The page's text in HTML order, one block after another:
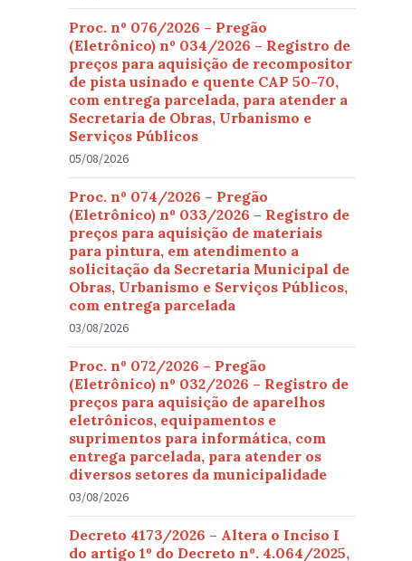
Proc. nº 076/2026 – Pregão
(Eletrônico) nº 034/2026 – Registro de
preços para aquisição de recompositor
de pista usinado e quente CAP 50-70,
com entrega parcelada, para atender a
Secretaria de Obras, Urbanismo e
Serviços Públicos
05/08/2026
Proc. nº 074/2026 – Pregão
(Eletrônico) nº 033/2026 – Registro de
preços para aquisição de materiais
para pintura, em atendimento a
solicitação da Secretaria Municipal de
Obras, Urbanismo e Serviços Públicos,
com entrega parcelada
03/08/2026
Proc. nº 072/2026 – Pregão
(Eletrônico) nº 032/2026 – Registro de
preços para aquisição de aparelhos
eletrônicos, equipamentos e
suprimentos para informática, com
entrega parcelada, para atender os
diversos setores da municipalidade
03/08/2026
Decreto 4173/2026 – Altera o Inciso I
do artigo 1º do Decreto nº. 4.064/2025,